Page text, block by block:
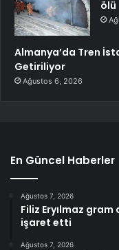
ölü
Almanya’da Tren
Getiriliyor
Ağustos 6, 2026
En Güncel Haberler
Ağustos 7, 2026
Filiz Eryılmaz
işaret etti
Ağustos 7, 2026